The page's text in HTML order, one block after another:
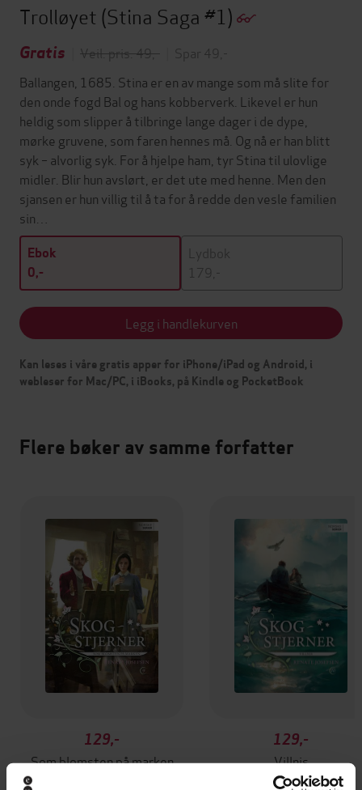
Trolløyet (Stina Saga #1)
Gratis Veil. pris: 49,-
Spar 49,-
Ballangen, 1685. Stina er en av mange som må slite for
den onde fogd Bal og hans kobberverk. Likevel er hun
heldig som slipper å tilbringe lange dager i de dype,
mørke gruvene, som faren hennes må. Og nå er han blitt
syk – alvorlig syk. For å hjelpe ham, tyr Stina til ulovlige
midler. Blir hun avslørt, er det ute med henne. Men den
sjansen er hun villig til å ta for å redde den vesle familien
sin…
Ebok
0,-
Lydbok
179,-
Legg i handlekurven
Kan leses i våre gratis apper for iPhone/iPad og Android, i
webleser for Mac/PC, i iBooks, på Kindle og PocketBook
Flere bøker av samme forfatter
129,-
Som blomsten på marken
129,-
Villnis
Renate Josefsen